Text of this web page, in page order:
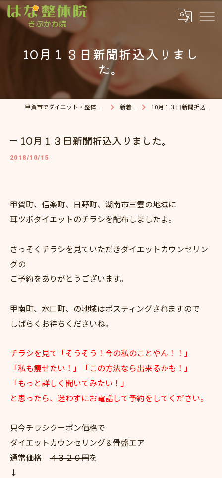
10月１３日新聞折込入りまし
た。
甲賀市でダイエット・整体院ならはな整体院 新着情報 10月１３日新聞折込入りました。
10月１３日新聞折込入りました。
2018/10/15
甲賀町、信楽町、日野町、湖南市三雲の地域に
耳ツボダイエットのチラシを配布しましたよ。
さっそくチラシを見ていただきダイエットカウンセリン
グの
ご予約をありがとうございます。
甲南町、水口町、の地域はポスティングされますので
しばらくお待ちくださいね。
チラシを見て「そうそう！今の私のことやん！！」
「私も痩せたい！」「この方法なら出来るかも！」
「もっと詳しく聞いてみたい！」
と思ったら、迷わずにお電話して予約をしてください。
只今チラシクーポン価格で
ダイエットカウンセリング＆骨盤エア
通常価格 ４３２０円を
↓